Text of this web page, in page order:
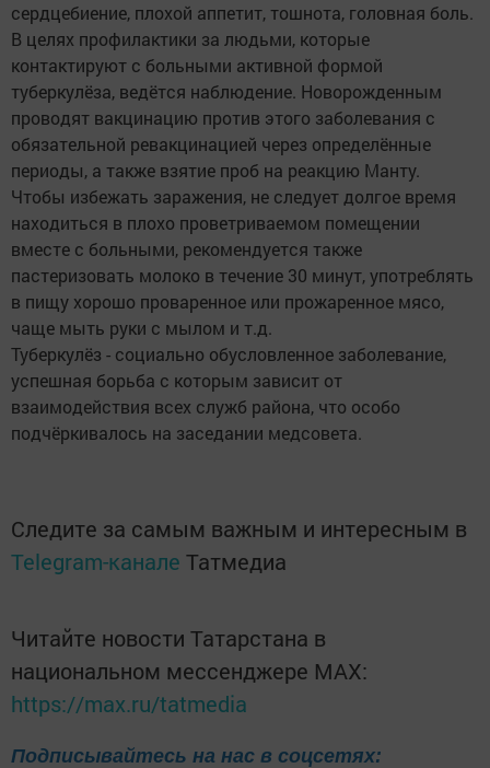
сердцебиение, плохой аппетит, тошнота, головная боль.
В целях профилактики за людьми, которые
контактируют с больными активной формой
туберкулёза, ведётся наблюдение. Новорожденным
проводят вакцинацию против этого заболевания с
обязательной ревакцинацией через определённые
периоды, а также взятие проб на реакцию Манту.
Чтобы избежать заражения, не следует долгое время
находиться в плохо проветриваемом помещении
вместе с больными, рекомендуется также
пастеризовать молоко в течение 30 минут, употреблять
в пищу хорошо проваренное или прожаренное мясо,
чаще мыть руки с мылом и т.д.
Туберкулёз - социально обусловленное заболевание,
успешная борьба с которым зависит от
взаимодействия всех служб района, что особо
подчёркивалось на заседании медсовета.
Следите за самым важным и интересным в
Telegram-канале Татмедиа
Читайте новости Татарстана в
национальном мессенджере MАХ:
https://max.ru/tatmedia
Подписывайтесь на нас в соцсетях: